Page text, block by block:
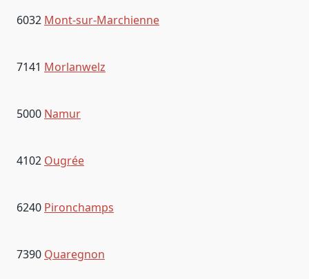
6032 Mont-sur-Marchienne
7141 Morlanwelz
5000 Namur
4102 Ougrée
6240 Pironchamps
7390 Quaregnon